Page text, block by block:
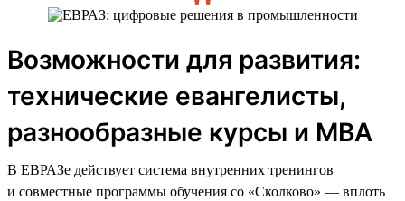
Возможности для развития:
технические евангелисты,
разнообразные курсы и MBA
В ЕВРАЗе действует система внутренних тренингов
и совместные программы обучения со «Сколково» — вплоть